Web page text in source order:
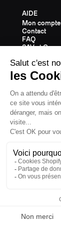
AIDE
Mon compte
Contact
FAQ
SAV et
Instructions
Tous les
Equipement
Guide des
SKIS
Tous les skis
Equipement
Guide des
SKIS ALL